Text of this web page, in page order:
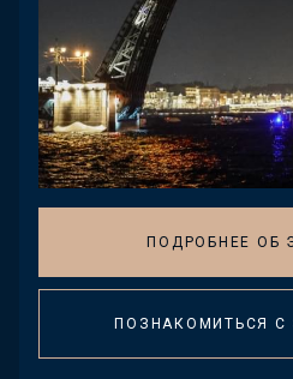
ПОДРОБНЕЕ ОБ
ПОЗНАКОМИТЬСЯ С